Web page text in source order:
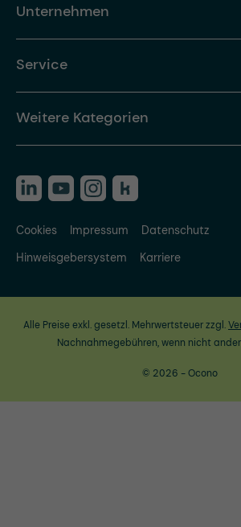
Unternehmen
Service
Weitere Kategorien
Cookies Impressum
Datenschutz
Hinweisgebersystem
Karriere
Alle Preise exkl. gesetzl. Mehrwertsteuer zzgl.
Nachnahmegebühren, wenn nicht
© 2026 - Ocono